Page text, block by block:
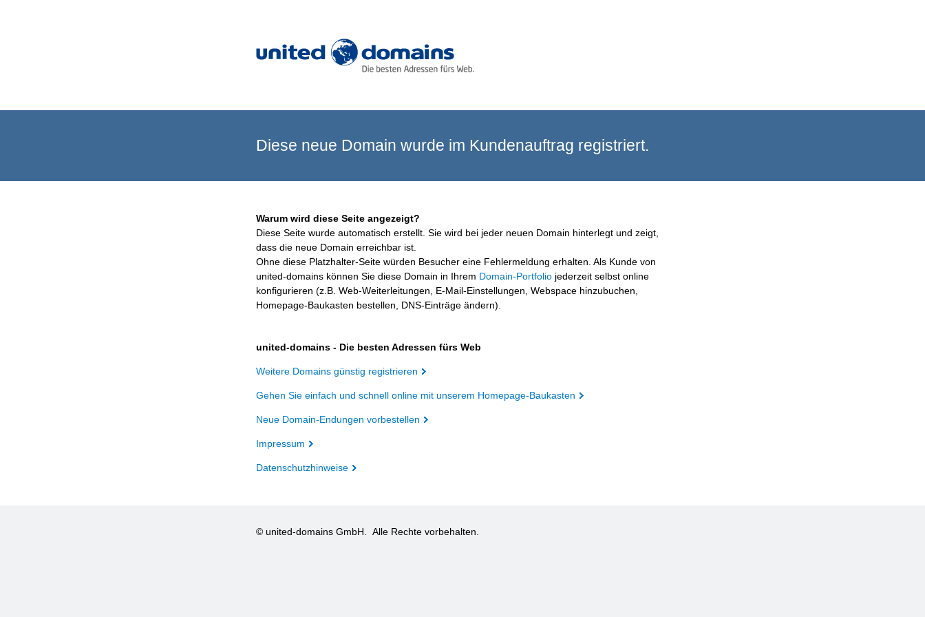
Diese neue Domain wurde im Kundenauftrag registriert.
Warum wird diese Seite angezeigt?
Diese Seite wurde automatisch erstellt. Sie wird bei jeder neuen Domain hinterlegt und zeigt,
dass die neue Domain erreichbar ist.
Ohne diese Platzhalter-Seite würden Besucher eine Fehlermeldung erhalten. Als Kunde von
united-domains können Sie diese Domain in Ihrem Domain-Portfolio jederzeit selbst online
konfigurieren (z.B. Web-Weiterleitungen, E-Mail-Einstellungen, Webspace hinzubuchen,
Homepage-Baukasten bestellen, DNS-Einträge ändern).
united-domains - Die besten Adressen fürs Web
Weitere Domains günstig registrieren
Gehen Sie einfach und schnell online mit unserem Homepage-Baukasten
Neue Domain-Endungen vorbestellen
Impressum
Datenschutzhinweise
© united-domains GmbH. Alle Rechte vorbehalten.